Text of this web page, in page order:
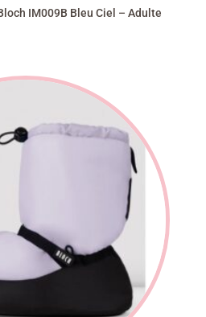
IM009B Bleu Ciel – Adulte